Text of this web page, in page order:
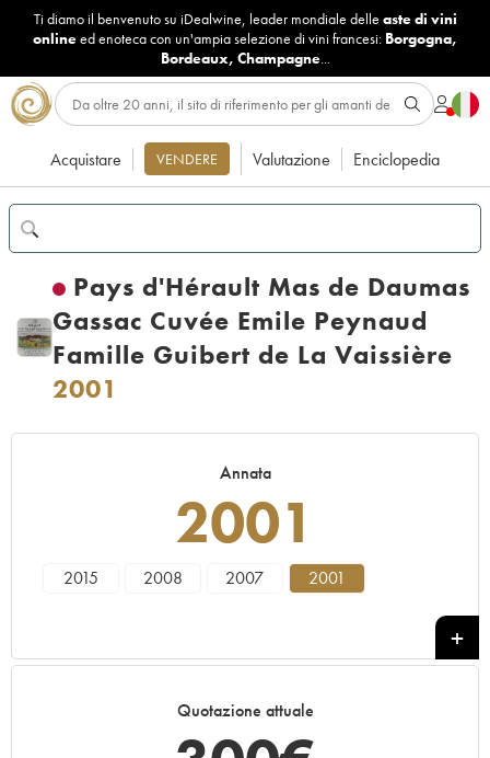
Ti diamo il benvenuto su iDealwine, leader mondiale delle aste di vini
onlineed enoteca con un'ampia selezione di vini francesi: Borgogna,
Bordeaux, Champagne...
Acquistare VENDERE Valutazione Enciclopedia
Pays d'Hérault Mas de Daumas
Gassac Cuvée Emile Peynaud
Famille Guibert de La Vaissière
2001
Annata
2001
2015 2008 2007 2001
Quotazione attuale